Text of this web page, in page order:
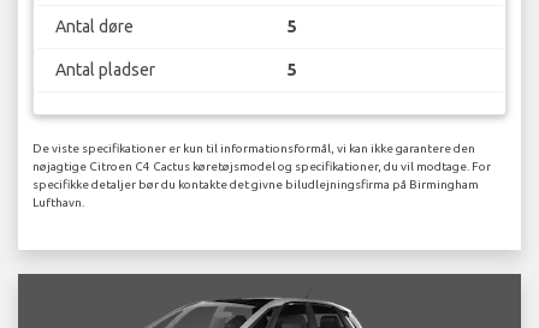
Antal døre 5
Antal pladser 5
De viste specifikationer er kun til informationsformål, vi kan ikke garantere den
nøjagtige Citroen C4 Cactus køretøjsmodel og specifikationer, du vil modtage. For
specifikke detaljer bør du kontakte det givne biludlejningsfirma på Birmingham
Lufthavn.